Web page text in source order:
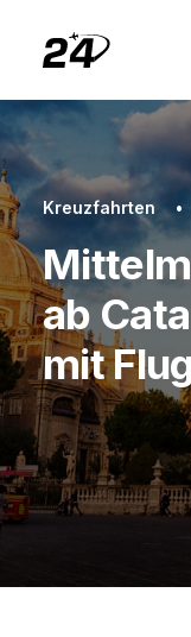
Kreuzfahrten •
ab
mit